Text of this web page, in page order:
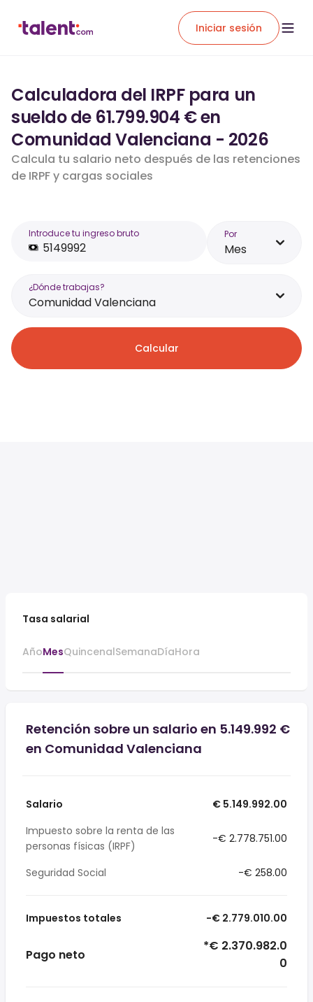
Iniciar sesión
Calculadora del IRPF para un
sueldo de 61.799.904 € en
Comunidad Valenciana - 2026
Calcula tu salario neto después de las retenciones
de IRPF y cargas sociales
Introduce tu ingreso bruto Por
Mes
¿Dónde trabajas?
Comunidad Valenciana
Calcular
Tasa salarial
AñoMesQuincenalSemanaDíaHora
Retención sobre un salario en 5.149.992 €
en Comunidad Valenciana
Salario
€ 5.149.992.00
Impuesto sobre la renta de las
personas físicas (IRPF)
-€ 2.778.751.00
Seguridad Social -€ 258.00
Impuestos totales -€ 2.779.010.00
Pago neto
*€ 2.370.982.0
0